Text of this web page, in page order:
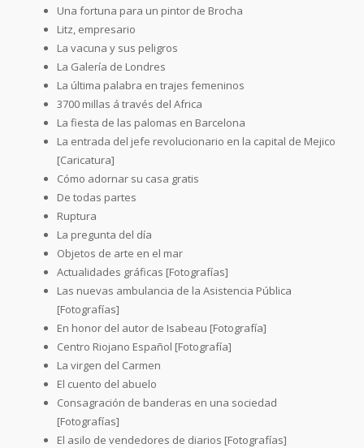
Una fortuna para un pintor de Brocha
Litz, empresario
La vacuna y sus peligros
La Galería de Londres
La última palabra en trajes femeninos
3700 millas á través del Africa
La fiesta de las palomas en Barcelona
La entrada del jefe revolucionario en la capital de Mejico
[Caricatura]
Cómo adornar su casa gratis
De todas partes
Ruptura
La pregunta del día
Objetos de arte en el mar
Actualidades gráficas [Fotografías]
Las nuevas ambulancia de la Asistencia Pública
[Fotografías]
En honor del autor de Isabeau [Fotografía]
Centro Riojano Español [Fotografía]
La virgen del Carmen
El cuento del abuelo
Consagración de banderas en una sociedad
[Fotografías]
El asilo de vendedores de diarios [Fotografías]